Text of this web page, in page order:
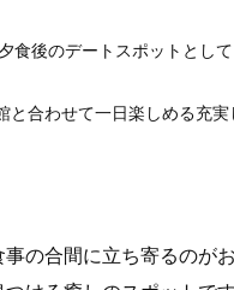
後のデートスポットとして
合わせて一日楽しめる充実
の合間に立ち寄るのが